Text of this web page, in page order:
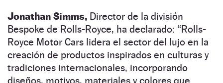
Jonathan Simms, Director de la división
Bespoke de Rolls-Royce, ha declarado: “Rolls-
Royce Motor Cars lidera el sector del lujo en la
creación de productos inspirados en culturas y
tradiciones internacionales, incorporando
diseños, motivos, materiales y colores que